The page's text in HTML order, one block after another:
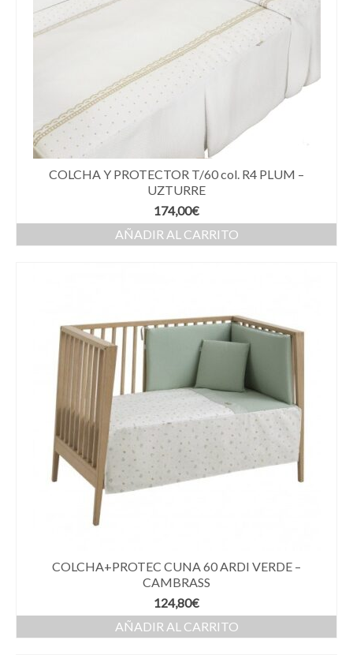
COLCHA Y PROTECTOR T/60 col. R4 PLUM –
UZTURRE
174,00€
AÑADIR AL CARRITO
COLCHA+PROTEC CUNA 60 ARDI VERDE –
CAMBRASS
124,80€
AÑADIR AL CARRITO